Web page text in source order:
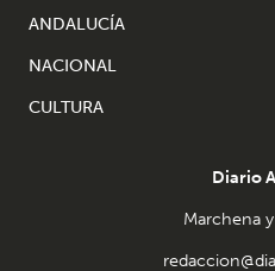
ANDALUCÍA
NACIONAL
CULTURA
Diario
Marchena